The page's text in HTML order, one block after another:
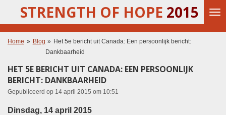
naar
de
STRENGTH OF HOPE 2015
Home » Blog » Het 5e bericht uit Canada: Een persoonlijk bericht:
Dankbaarheid
HET 5E BERICHT UIT CANADA: EEN PERSOONLIJK
BERICHT: DANKBAARHEID
Gepubliceerd op 14 april 2015 om 10:51
Dinsdag, 14 april 2015